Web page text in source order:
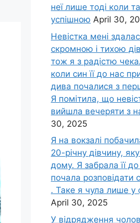
неї лише тоді коли
успішною April 30,
Невістка мені
скромною і тихою
тож я з радістю
коли син її до нас
дива почалися з
Я помітила, що
вийшла вечеряти з
30, 2025
Я на вокзалі
20-річну дівчину,
дому. Я забрала її
почала розповідати
. Таке я чула лише у
April 30, 2025
У відрядження